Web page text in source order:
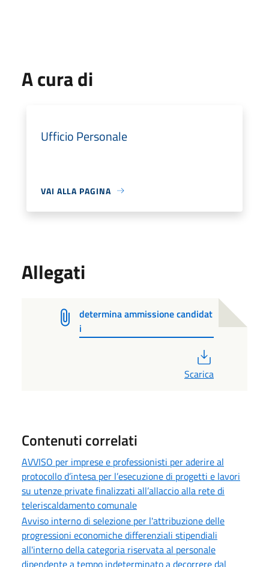
A cura di
Ufficio Personale
VAI ALLA PAGINA
Allegati
determina ammissione candidat
i
Scarica
Contenuti correlati
AVVISO per imprese e professionisti per aderire al
protocollo d’intesa per l’esecuzione di progetti e lavori
su utenze private finalizzati all’allaccio alla rete di
teleriscaldamento comunale
Avviso interno di selezione per l'attribuzione delle
progressioni economiche differenziali stipendiali
all'interno della categoria riservata al personale
dipendente a tempo indeterminato a decorrere dal